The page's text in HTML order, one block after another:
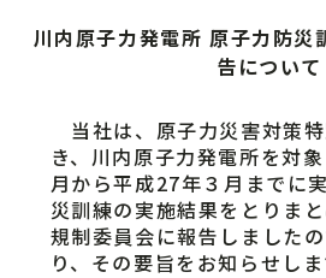
川内原子力発電所 原子力防災
告について
当社は、原子力災害対策
き、川内原子力発電所を対
月から平成27年３月までに
災訓練の実施結果をとりま
規制委員会に報告しました
り、その要旨をお知らせしま